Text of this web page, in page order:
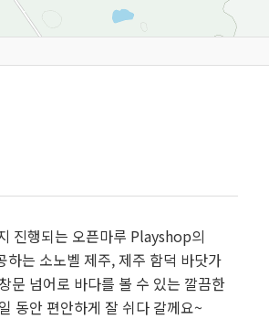
진행되는 오픈마루 Playshop의
하는 소노벨 제주, 제주 함덕 바닷가
문 넘어로 바다를 볼 수 있는 깔끔한
동안 편안하게 잘 쉬다 갈께요~